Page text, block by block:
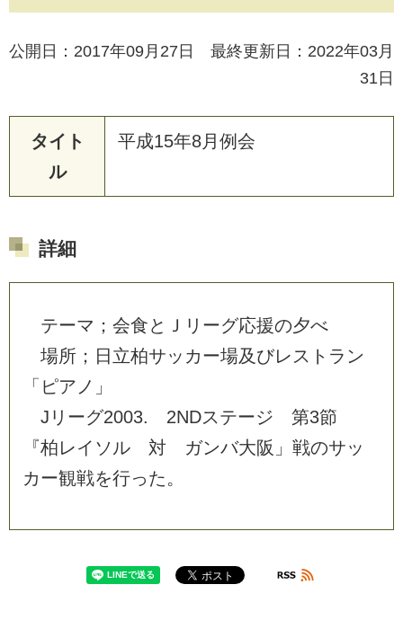
公開日：2017年09月27日 最終更新日：2022年03月
31日
タイト
ル
平成15年8月 例会
詳細
テーマ ； 会食と Ｊ リ ーグ応援の夕べ
場所 ； 日 立柏サッ カー場及 びレ ス ト ラ ン
「 ピア ノ 」
J リ ーグ2003. 2NDステージ 第3節
『柏レイ ソ ル 対 ガンバ大阪 」 戦のサッ
カー観戦を行った。